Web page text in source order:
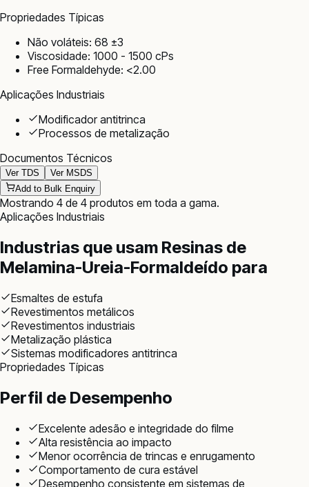
Propriedades Típicas
Não voláteis: 68 ±3
Viscosidade: 1000 - 1500 cPs
Free Formaldehyde: <2.00
Aplicações Industriais
Modificador antitrinca
Processos de metalização
Documentos Técnicos
Ver TDS
Ver MSDS
Add to Bulk Enquiry
Mostrando 4 de 4 produtos em toda a gama.
Aplicações Industriais
Industrias que usam Resinas de
Melamina-Ureia-Formaldeído para
Esmaltes de estufa
Revestimentos metálicos
Revestimentos industriais
Metalização plástica
Sistemas modificadores antitrinca
Propriedades Típicas
Perfil de Desempenho
Excelente adesão e integridade do filme
Alta resistência ao impacto
Menor ocorrência de trincas e enrugamento
Comportamento de cura estável
Desempenho consistente em sistemas de